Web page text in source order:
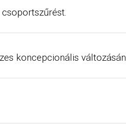
koncepcionális